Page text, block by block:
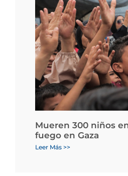
Mueren 300 niños
fuego en Gaza
Leer Más >>